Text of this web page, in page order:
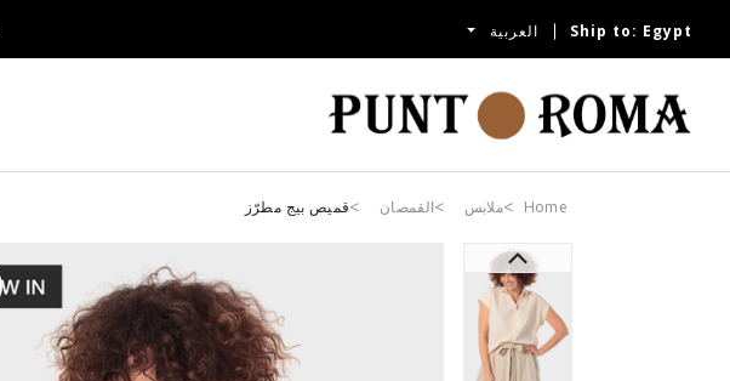
Ship to: Egypt العربية
Home ملابس القمصان قميص بيج مطرّز